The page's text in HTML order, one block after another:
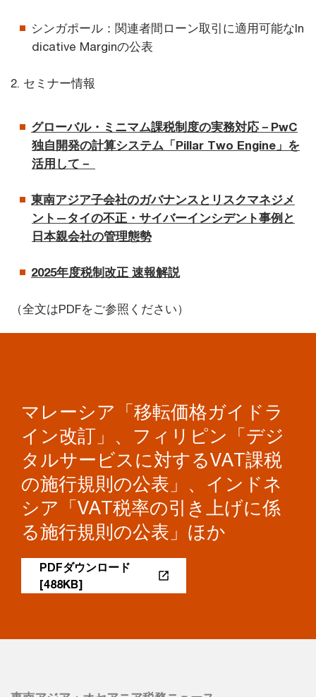
シンガポール：関連者間ローン取引に適用可能なIn
dicative Marginの公表
2. セミナー情報
グローバル・ミニマム課税制度の実務対応－PwC
独自開発の計算システム「Pillar Two Engine」を
活用して－
東南アジア子会社のガバナンスとリスクマネジメ
ント—タイの不正・サイバーインシデント事例と
日本親会社の管理態勢
2025年度税制改正 速報解説
（全文はPDFをご参照ください）
マレーシア「移転価格ガイドラ
イン改訂」、フィリピン「デジ
タルサービスに対するVAT課税
の施行規則の公表」、インドネ
シア「VAT税率の引き上げに係
る施行規則の公表」ほか
PDFダウンロード
[488KB]